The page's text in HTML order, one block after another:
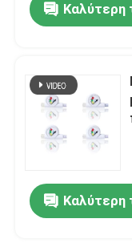
Καλύτερη
Καλύτερη